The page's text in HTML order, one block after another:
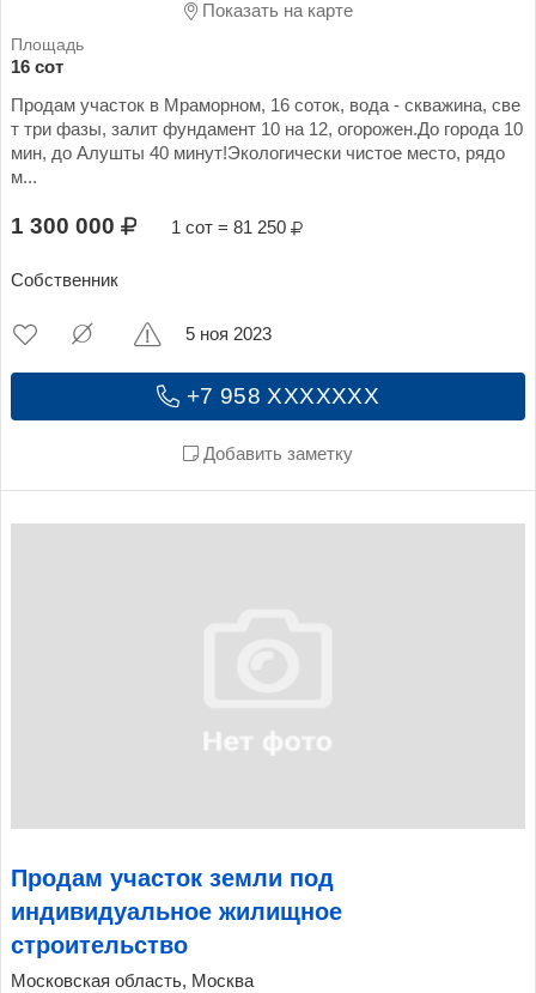
Показать на карте
16 сот
Продам участок в Мраморном, 16 соток, вода - скважина, све
т три фазы, залит фундамент 10 на 12, огорожен.До города 10
мин, до Алушты 40 минут!Экологически чистое место, рядо
м...
1 300 000 1 сот = 81 250
Собственник
+7 958 XXXXXXX
Добавить заметку
5 ноя 2023
Продам участок земли под
индивидуальное жилищное
строительство
Московская область, Москва